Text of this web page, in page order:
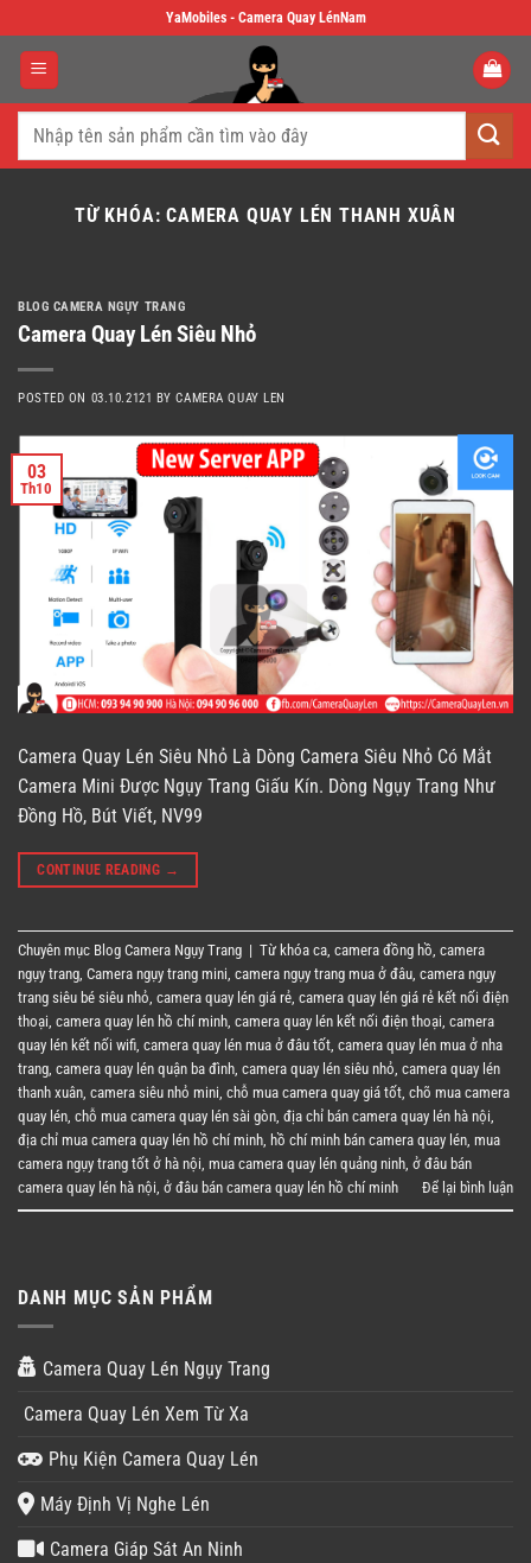
to
content
YaMobiles - Camera Quay LénNam
Tìm
TỪ KHÓA:CAMERA QUAY LÉN THANH XUÂN
DANH MỤC SẢN PHẨM
Camera Quay Lén Ngụy Trang
Camera Quay Lén Xem Từ Xa
Phụ Kiện Camera Quay Lén
Máy Định Vị Nghe Lén
Camera Giáp Sát An Ninh
BLOG CAMERA NGỤY TRANG
Camera Quay Lén Siêu Nhỏ
POSTED ON 03.10.2121 BYCAMERA QUAY LEN
03
Th10
Camera Quay Lén Siêu Nhỏ Là Dòng Camera Siêu Nhỏ Có Mắt
Camera Mini Được Ngụy Trang Giấu Kín. Dòng Ngụy Trang Như
Đồng Hồ, Bút Viết, NV99
CONTINUE READING →
Chuyên mục Blog Camera Ngụy Trang | Từ khóa ca, camera đồng hồ, camera
ngụy trang, Camera ngụy trang mini, camera ngụy trang mua ở đâu, camera ngụy
trang siêu bé siêu nhỏ, camera quay lén giá rẻ, camera quay lén giá rẻ kết nối điện
thoại, camera quay lén hồ chí minh, camera quay lén kết nối điện thoại, camera
quay lén kết nối wifi, camera quay lén mua ở đâu tốt, camera quay lén mua ở nha
trang, camera quay lén quận ba đình, camera quay lén siêu nhỏ, camera quay lén
thanh xuân, camera siêu nhỏ mini, chỗ mua camera quay giá tốt, chõ mua camera
quay lén, chỗ mua camera quay lén sài gòn, địa chỉ bán camera quay lén hà nội,
địa chỉ mua camera quay lén hồ chí minh, hồ chí minh bán camera quay lén, mua
camera ngụy trang tốt ở hà nội, mua camera quay lén quảng ninh, ở đâu bán
camera quay lén hà nội, ở đâu bán camera quay lén hồ chí minh Để lại bình luận